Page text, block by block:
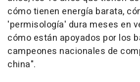
cómo tienen energía barata,
'permisología' dura meses en
cómo están apoyados por los
campeones nacionales de
china".